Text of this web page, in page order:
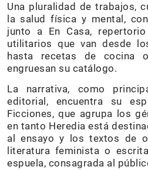
Una pluralidad de trabajos,
la salud física y mental,
junto a En Casa,
utilitarios que van desde
hasta recetas de cocina
engruesan su catálogo.
La narrativa, como
editorial, encuentra su
Ficciones, que agrupa los
en tanto Heredia está
al ensayo y los textos de
literatura feminista o
espuela, consagrada al